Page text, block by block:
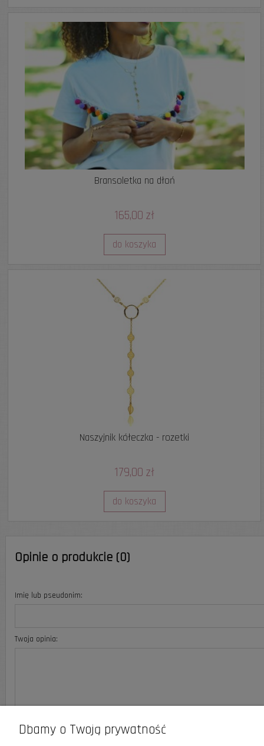
Bransoletka na dłoń
165,00 zł
do koszyka
Naszyjnik kółeczka - rozetki
179,00 zł
do koszyka
Opinie o produkcie (0)
Imię lub pseudonim:
Twoja opinia:
Dbamy o Twoją prywatność